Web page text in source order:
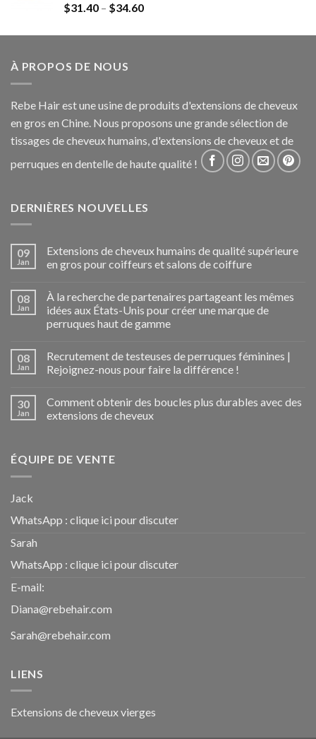
$31.40 – $34.60
À PROPOS DE NOUS
Rebe Hair est une usine de produits d'extensions de cheveux
en gros en Chine. Nous proposons une grande sélection de
tissages de cheveux humains, d'extensions de cheveux et de
perruques en dentelle de haute qualité !
DERNIÈRES NOUVELLES
09
Jan
Extensions de cheveux humains de qualité supérieure
en gros pour coiffeurs et salons de coiffure
08
Jan
À la recherche de partenaires partageant les mêmes
idées aux États-Unis pour créer une marque de
perruques haut de gamme
08
Jan
Recrutement de testeuses de perruques féminines |
Rejoignez-nous pour faire la différence !
30
Jan
Comment obtenir des boucles plus durables avec des
extensions de cheveux
ÉQUIPE DE VENTE
Jack
WhatsApp : clique ici pour discuter
Sarah
WhatsApp : clique ici pour discuter
E-mail:
Diana@rebehair.com
Sarah@rebehair.com
LIENS
Extensions de cheveux vierges